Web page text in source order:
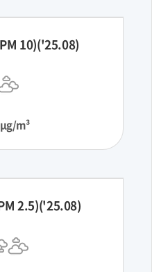
10)('25.08)
μg/m³
2.5)('25.08)